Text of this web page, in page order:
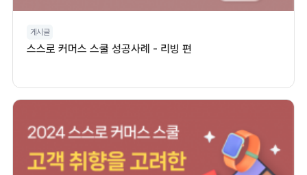
게시글
스스로 커머스 스쿨 성공사례 - 리빙 편